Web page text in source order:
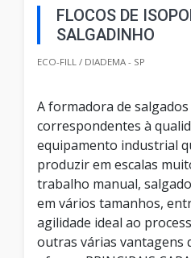
FLOCOS DE
SALGADINHO
ECO-FILL / DIADEMA - SP
A formadora de
correspondentes à
equipamento industrial
produzir em escalas
trabalho manual,
em vários tamanhos,
agilidade ideal ao
outras várias vantagens